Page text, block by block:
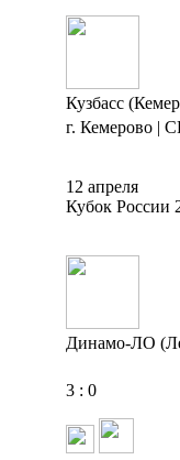
Кузбасс
г. Кемерово |
12 апреля
Кубок России
Динамо-ЛО
3 : 0